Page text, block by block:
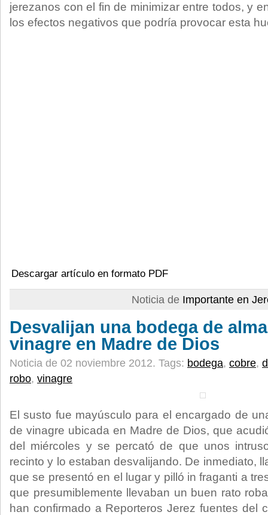
jerezanos con el fin de minimizar entre todos, y
los efectos negativos que podría provocar esta
Descargar artículo en formato PDF
Noticia de Importante en
Desvalijan una bodega de
vinagre en Madre de Dios
Noticia de 02 noviembre 2012. Tags: bodega, cobre,
robo, vinagre
El susto fue mayúsculo para el encargado de
de vinagre ubicada en Madre de Dios, que
del miércoles y se percató de que unos
recinto y lo estaban desvalijando. De inmediato,
que se presentó en el lugar y pilló in fraganti a
que presumiblemente llevaban un buen rato
han confirmado a Reporteros Jerez fuentes del